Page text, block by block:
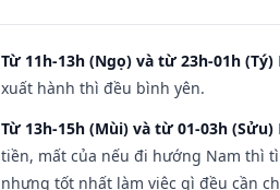
Từ 11h-13h (Ngọ) và từ 23h-01h (Tý)
xuất hành thì đều bình yên.
Từ 13h-15h (Mùi) và từ 01-03h (Sửu)
tiền, mất của nếu đi hướng Nam thì
nhưng tốt nhất làm việc gì đều cần